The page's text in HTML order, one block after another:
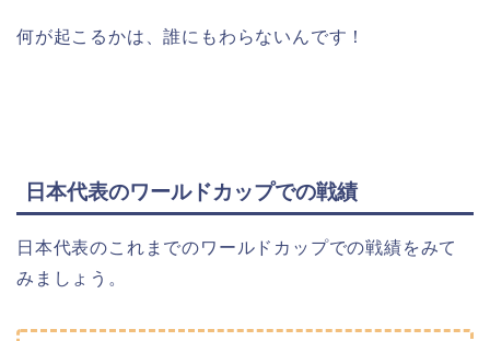
何が起こるかは、誰にもわらないんです！
日本代表のワールドカップでの戦績
日本代表のこれまでのワールドカップでの戦績をみて
みましょう。